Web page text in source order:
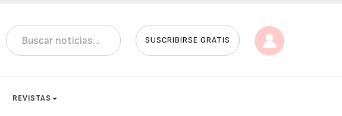
SUSCRIBIRSE GRATIS
REVISTAS